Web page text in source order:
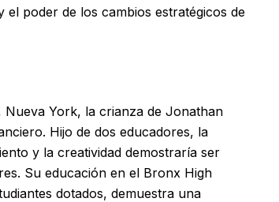
poder de los cambios estratégicos de
Nueva York, la crianza de Jonathan
Hijo de dos educadores, la
y la creatividad demostraría ser
Su educación en el Bronx High
dotados, demuestra una